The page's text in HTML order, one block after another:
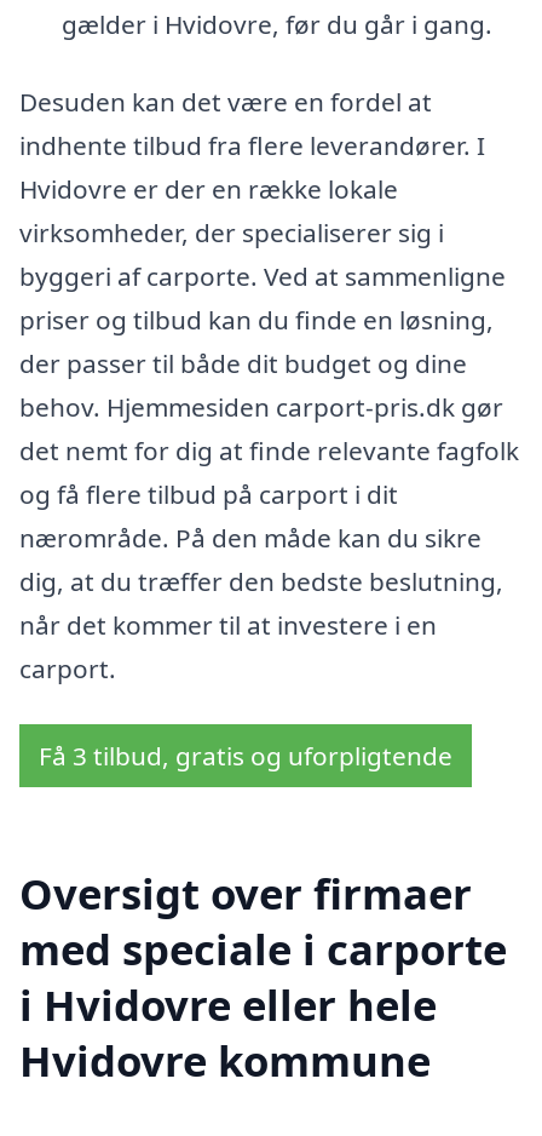
gælder i Hvidovre, før du går i gang.
Desuden kan det være en fordel at
indhente tilbud fra flere leverandører. I
Hvidovre er der en række lokale
virksomheder, der specialiserer sig i
byggeri af carporte. Ved at sammenligne
priser og tilbud kan du finde en løsning,
der passer til både dit budget og dine
behov. Hjemmesiden carport-pris.dk gør
det nemt for dig at finde relevante fagfolk
og få flere tilbud på carport i dit
nærområde. På den måde kan du sikre
dig, at du træffer den bedste beslutning,
når det kommer til at investere i en
carport.
Få 3 tilbud, gratis og uforpligtende
Oversigt over firmaer
med speciale i carporte
i Hvidovre eller hele
Hvidovre kommune